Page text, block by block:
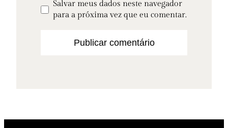
Salvar meus dados neste navegador
para a próxima vez que eu comentar.